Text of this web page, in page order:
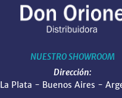
NUESTRO SHOWROOM
Dirección:
La Plata - Buenos Aires -